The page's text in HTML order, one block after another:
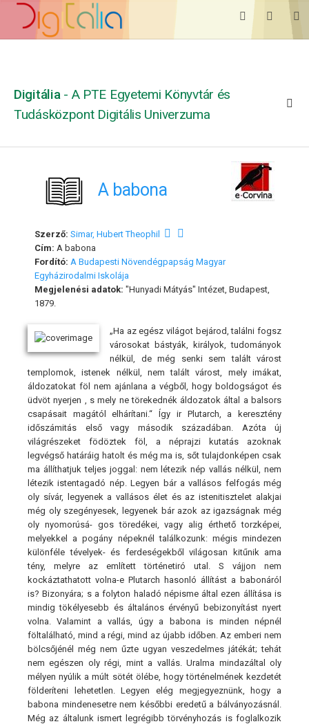
Digitália - A PTE Egyetemi Könyvtár és
Tudásközpont Digitális Univerzuma
A babona
Szerző: Simar, Hubert Theophil
Cím: A babona
Fordító: A Budapesti Növendégpapság Magyar
Egyházirodalmi Iskolája
Megjelenési adatok: "Hunyadi Mátyás" Intézet, Budapest,
1879.
„Ha az egész világot bejárod, találni fogsz
városokat bástyák, királyok, tudományok
nélkül, de még senki sem talált várost
templomok, istenek nélkül, nem talált várost, mely imákat,
áldozatokat föl nem ajánlana a végből, hogy boldogságot és
üdvöt nyerjen , s mely ne törekednék áldozatok által a balsors
csapásait magától elhárítani.“ Így ir Plutarch, a keresztény
időszámitás első vagy második századában. Azóta új
világrészeket födöztek föl, a néprajzi kutatás azoknak
legvégső határáig hatolt és még ma is, sőt tulajdonképen csak
ma állíthatjuk teljes joggal: nem létezik nép vallás nélkül, nem
létezik istentagadó nép. Legyen bár a vallásos felfogás még
oly sívár, legyenek a vallásos élet és az istenitisztelet alakjai
még oly szegényesek, legyenek bár azok az igazságnak még
oly nyomorúsá- gos töredékei, vagy alig érthető torzképei,
melyekkel a pogány népeknél találkozunk: mégis mindezen
különféle tévelyek- és ferdeségekből világosan kitűnik ama
tény, melyre az említett történetiró utal. S vájjon nem
kockáztathatott volna-e Plutarch hasonló állítást a babonáról
is? Bizonyára; s a folyton haladó népisme által ezen állítása is
mindig tökélyesebb és általános érvényű bebizonyítást nyert
volna. Valamint a vallás, úgy a babona is minden népnél
föltalálható, mind a régi, mind az újabb időben. Az emberi nem
bölcsőjénél még nem űzte ugyan veszedelmes játékát; tehát
nem egészen oly régi, mint a vallás. Uralma mindazáltal oly
mélyen nyúlik a múlt sötét ölébe, hogy történelmének kezdetét
földeríteni lehetetlen. Legyen elég megjegyeznünk, hogy a
babona mindenesetre nem későbbi eredetű a bálványozásnál.
Még az általunk ismert legrégibb törvényhozás is foglalkozik